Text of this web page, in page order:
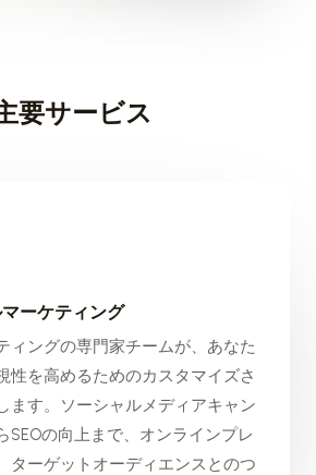
要サービス
ーケティング
ィングの専門家チームが、あなた
性を高めるためのカスタマイズさ
ます。ソーシャルメディアキャン
SEOの向上まで、オンラインプレ
ターゲットオーディエンスとのつ